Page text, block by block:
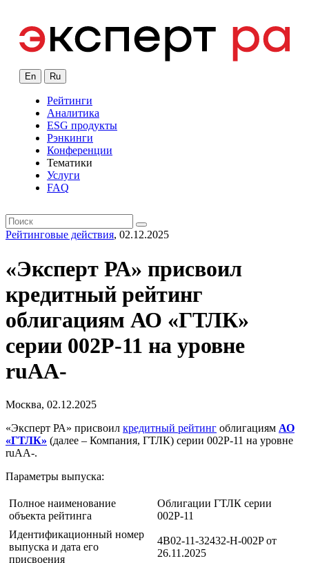
En Ru
Рейтинги
Аналитика
ESG продукты
Рэнкинги
Конференции
Тематики
Услуги
FAQ
Рейтинговые действия, 02.12.2025
«Эксперт РА» присвоил
кредитный рейтинг
облигациям АО «ГТЛК»
серии 002Р-11 на уровне
ruAA-
Москва, 02.12.2025
«Эксперт РА» присвоил кредитный рейтинг облигациям АО
«ГТЛК» (далее – Компания, ГТЛК) серии 002Р-11 на уровне
ruAA-.
Параметры выпуска:
Полное наименование
объекта рейтинга
Облигации ГТЛК серии
002P-11
Идентификационный номер
выпуска и дата его
присвоения
4B02-11-32432-H-002P от
26.11.2025